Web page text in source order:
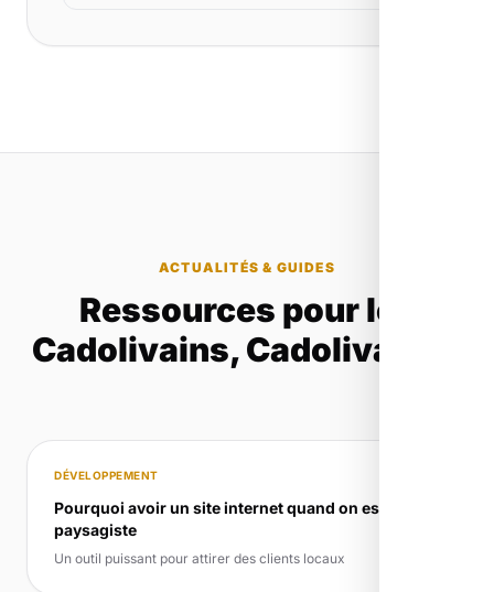
ACTUALITÉS & GUIDES
Ressources pour les
Cadolivains, Cadolivaines
DÉVELOPPEMENT
Pourquoi avoir un site internet quand on est
paysagiste
Un outil puissant pour attirer des clients locaux